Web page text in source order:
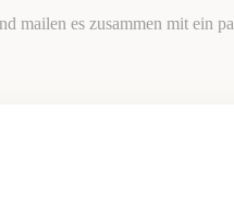
mailen es zusammen mit ein